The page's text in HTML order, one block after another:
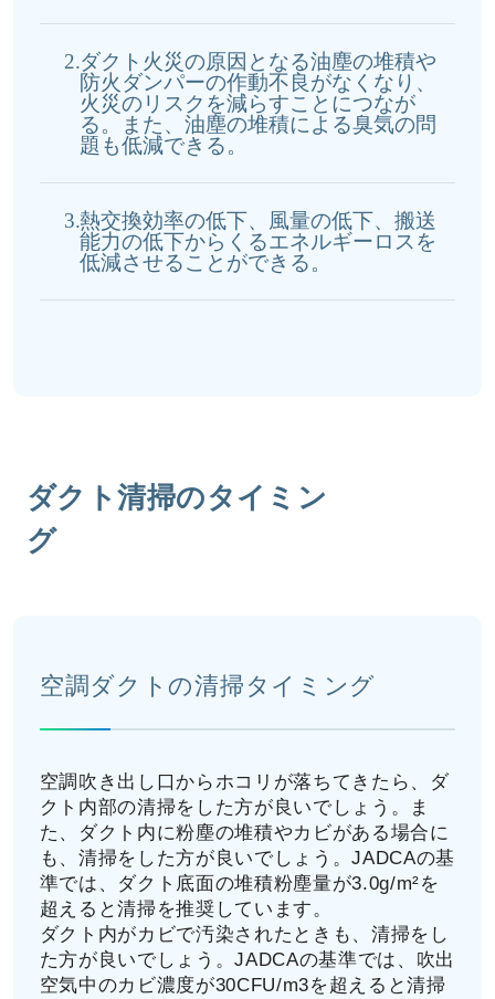
2.ダクト火災の原因となる油塵の堆積や
防火ダンパーの作動不良がなくなり、
火災のリスクを減らすことにつなが
る。また、油塵の堆積による臭気の問
題も低減できる。
3.熱交換効率の低下、風量の低下、搬送
能力の低下からくるエネルギーロスを
低減させることができる。
ダクト清掃のタイミン
グ
空調ダクトの清掃タイミング
空調吹き出し口からホコリが落ちてきたら、ダ
クト内部の清掃をした方が良いでしょう。ま
た、ダクト内に粉塵の堆積やカビがある場合に
も、清掃をした方が良いでしょう。JADCAの基
準では、ダクト底面の堆積粉塵量が3.0g/m²を
超えると清掃を推奨しています。
ダクト内がカビで汚染されたときも、清掃をし
た方が良いでしょう。JADCAの基準では、吹出
空気中のカビ濃度が30CFU/m3を超えると清掃